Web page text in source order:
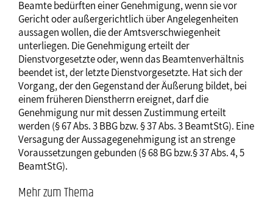
Beamte bedürften einer Genehmigung, wenn sie vor
Gericht oder außergerichtlich über Angelegenheiten
aussagen wollen, die der Amtsverschwiegenheit
unterliegen. Die Genehmigung erteilt der
Dienstvorgesetzte oder, wenn das Beamtenverhältnis
beendet ist, der letzte Dienstvorgesetzte. Hat sich der
Vorgang, der den Gegenstand der Äußerung bildet, bei
einem früheren Dienstherrn ereignet, darf die
Genehmigung nur mit dessen Zustimmung erteilt
werden (§ 67 Abs. 3 BBG bzw. § 37 Abs. 3 BeamtStG). Eine
Versagung der Aussagegenehmigung ist an strenge
Voraussetzungen gebunden (§ 68 BG bzw.§ 37 Abs. 4, 5
BeamtStG).
Mehr zum Thema